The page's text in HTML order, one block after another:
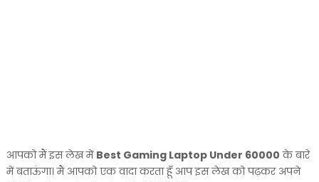
आपको मैं इस लेख में Best Gaming Laptop Under 60000 के बारे
में बताऊंगा। मैं आपको एक वादा करता हूँ आप इस लेख को पढ़कर अपने